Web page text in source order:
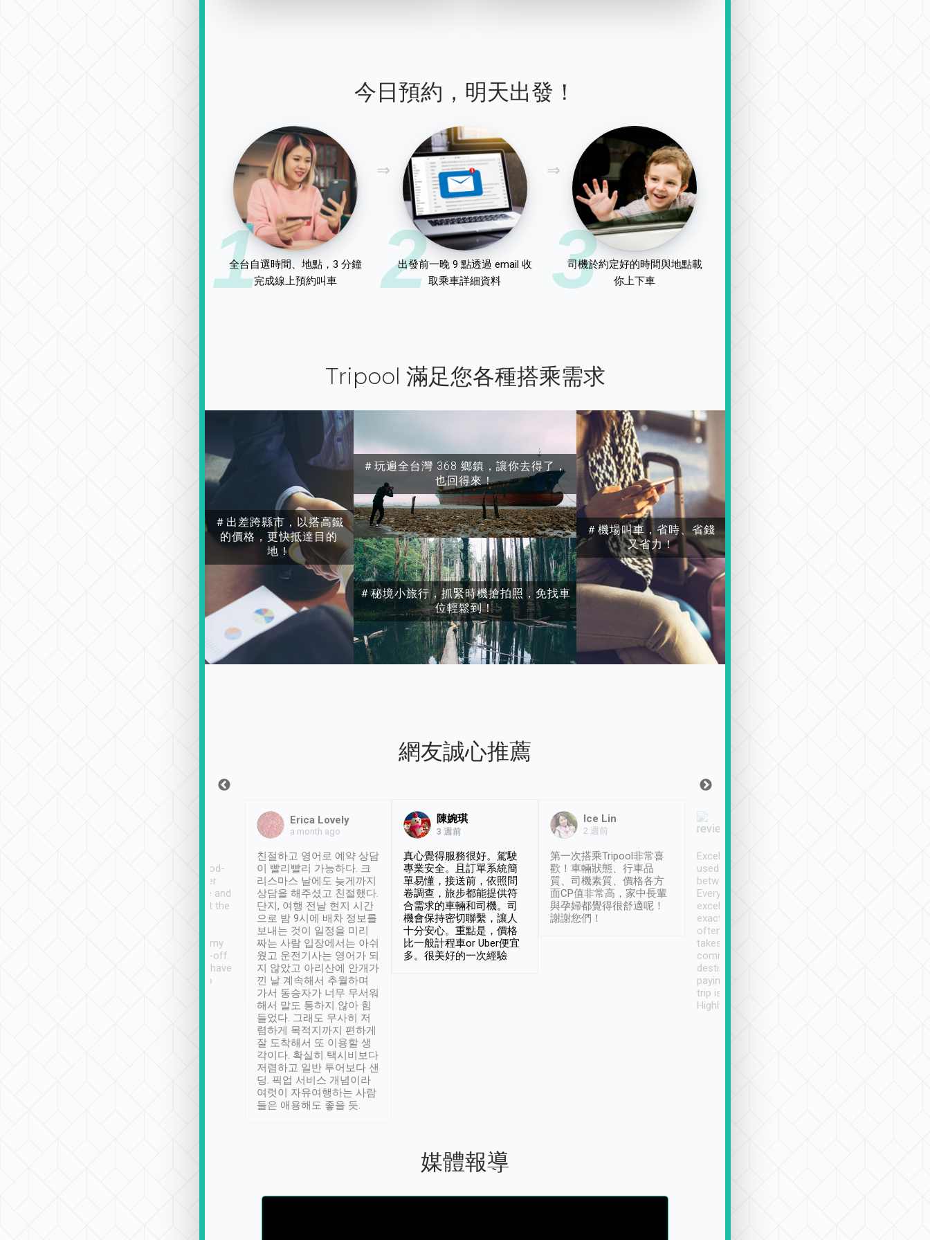
今日預約，明天出發！
1
全台自選時間、地點，3 分鐘
完成線上預約叫車
2
出發前一晚 9 點透過 email 收
取乘車詳細資料
3
司機於約定好的時間與地點載
你上下車
Tripool 滿足您各種搭乘需求
＃出差跨縣市，以搭高鐵
的價格，更快抵達目的
地！
＃玩遍全台灣 368 鄉鎮，讓你去得了，
也回得來！
＃秘境小旅行，抓緊時機搶拍照，免找車
位輕鬆到！
＃機場叫車，省時、省錢
又省力！
網友誠心推薦
service, vehicles in good-
condition and the driver
service was awesome and
thoughtful. Driver went the
have safely arrived at my
destination after drop-off.
Definitely something I have
not seen elsewhere 👍
Erica Lovely
a month ago
친절하고 영어로 예약 상담
이 빨리빨리 가능하다. 크
리스마스 날에도 늦게까지
상담을 해주셨고 친절했다.
단지, 여행 전날 현지 시간
으로 밤 9시에 배차 정보를
보내는 것이 일정을 미리
짜는 사람 입장에서는 아쉬
웠고 운전기사는 영어가 되
지 않았고 아리산에 안개가
낀 날 계속해서 추월하며
가서 동승자가 너무 무서워
해서 말도 통하지 않아 힘
들었다. 그래도 무사히 저
렴하게 목적지까지 편하게
잘 도착해서 또 이용할 생
각이다. 확실히 택시비보다
저렴하고 일반 투어보다 샌
딩. 픽업 서비스 개념이라
여럿이 자유여행하는 사람
들은 애용해도 좋을 듯.
陳婉琪
3 週前
真心覺得服務很好。駕駛
專業安全。且訂單系統簡
單易懂，接送前，依照問
卷調查，旅步都能提供符
合需求的車輛和司機。司
機會保持密切聯繫，讓人
十分安心。重點是，價格
比一般計程車or Uber便宜
多。很美好的一次經驗
Ice Lin
2 週前
第一次搭乘Tripool非常喜
歡！車輛狀態、行車品
質、司機素質、價格各方
面CP值非常高，家中長輩
與孕婦都覺得很舒適呢！
謝謝您們！
Excellent service. We have
used Tripool to travel
between cities in Taiwan.
Every driver has been
excellent and arrives
exactly on time. As there is
often limited English it
takes the difficulty out of
communicating the
destination details and
paying online prior to the
trip is very convenient.
Highly recommended
媒體報導